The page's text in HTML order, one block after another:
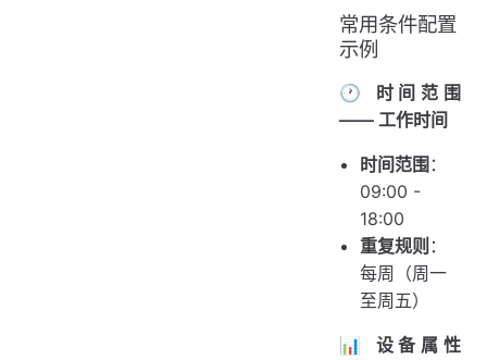
常用条件配置
示例
🕐 时间范围
—— 工作时间
时间范围 ：
09:00 -
18:00
重复规则 ：
每周（周一
至周五）
📊 设备属性